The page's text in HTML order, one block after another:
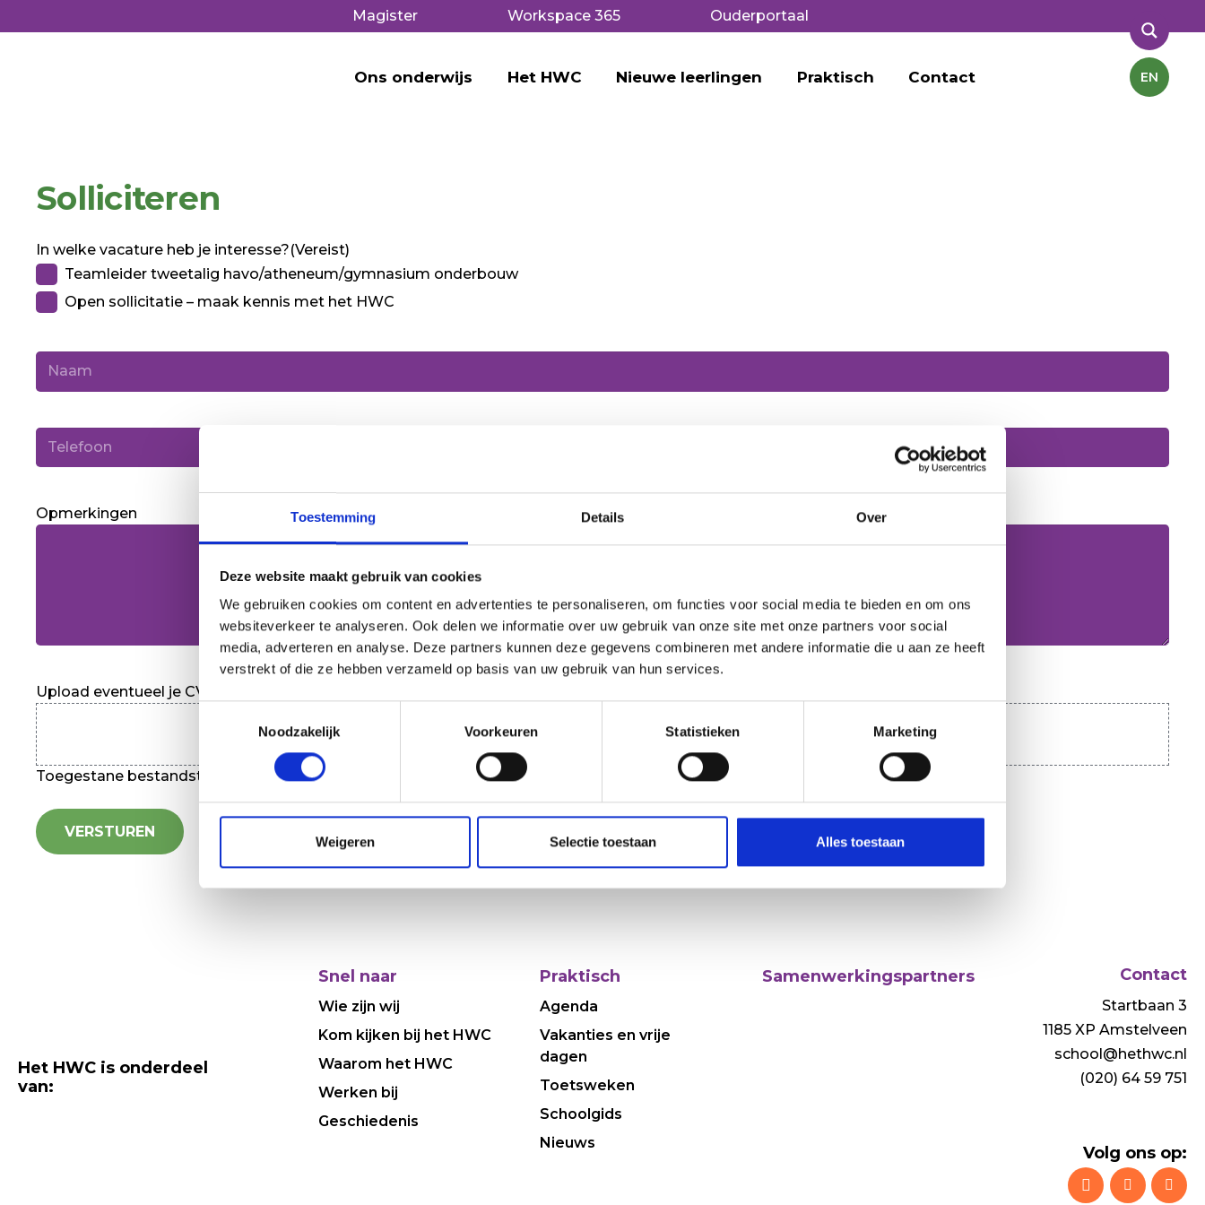
Toestemming Details Over
Deze website maakt gebruik van cookies
We gebruiken cookies om content en advertenties te personaliseren, om functies voor social media te bieden en om ons
websiteverkeer te analyseren. Ook delen we informatie over uw gebruik van onze site met onze partners voor social
media, adverteren en analyse. Deze partners kunnen deze gegevens combineren met andere informatie die u aan ze heeft
verstrekt of die ze hebben verzameld op basis van uw gebruik van hun services.
Noodzakelijk
Voorkeuren Statistieken Marketing
Weigeren Selectie toestaan Alles toestaan
Magister Workspace 365 Ouderportaal
Ons onderwijs Het HWC Nieuwe leerlingen Praktisch Contact EN
Solliciteren
In welke vacature heb je interesse?(Vereist)
Teamleider tweetalig havo/atheneum/gymnasium onderbouw
Open sollicitatie – maak kennis met het HWC
Naam
Telefoon
Opmerkingen
Upload eventueel je CV of foto
Toegestane bestandstypen: jpg, jpeg, png, pdf, doc, docx, Max. bestandsgrootte: 256 MB.
Het HWC is onderdeel
van:
Snel naar
Wie zijn wij
Kom kijken bij het HWC
Waarom het HWC
Werken bij
Geschiedenis
Praktisch
Agenda
Vakanties en vrije
dagen
Toetsweken
Schoolgids
Nieuws
Samenwerkingspartners Contact
Startbaan 3
1185 XP Amstelveen
school@hethwc.nl
(020) 64 59 751
Volg ons op: